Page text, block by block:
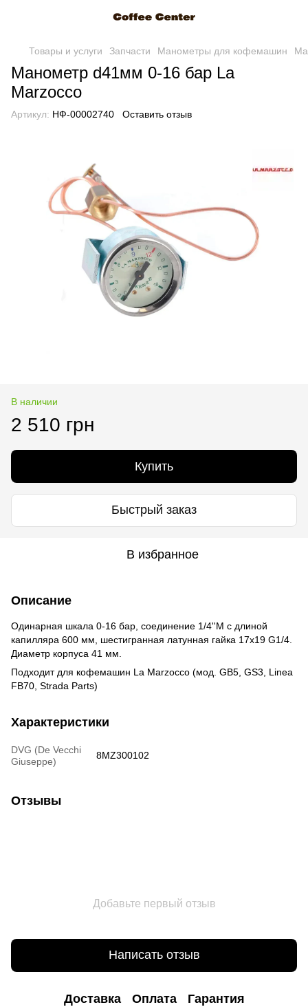
Товары и услуги Запчасти Манометры для кофемашин
Манометр d41мм 0-16 бар La
Marzocco
Артикул: НФ-00002740 Оставить отзыв
В наличии
2 510 грн
Купить
Быстрый заказ
В избранное
Описание
Одинарная шкала 0-16 бар, соединение 1/4''M с длиной
капилляра 600 мм, шестигранная латунная гайка 17x19 G1/4.
Диаметр корпуса 41 мм.
Подходит для кофемашин La Marzocco (мод. GB5, GS3, Linea
FB70, Strada Parts)
Характеристики
DVG (De Vecchi
Giuseppe)
8MZ300102
Отзывы
Добавьте первый отзыв
Написать отзыв
Доставка Оплата Гарантия